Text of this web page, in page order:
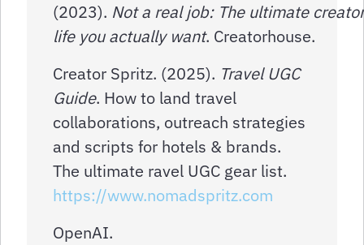
(2023). Not a real job: The ultimate
life you actually want. Creatorhouse.
Creator Spritz. (2025). Travel UGC
Guide. How to land travel
collaborations, outreach strategies
and scripts for hotels & brands.
The ultimate ravel UGC gear list.
https://www.nomadspritz.com
OpenAI.